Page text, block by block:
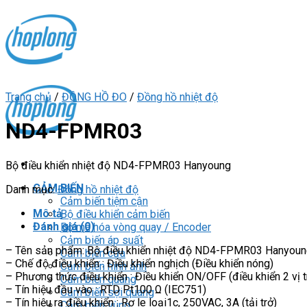
content
CẢM BIẾN
Cảm biến tiệm cận
Bộ điều khiển cảm biến
Bộ mã hóa vòng quay / Encoder
Cảm biến áp suất
Cảm biến cửa
Cảm biến hình ảnh
Cảm biến quang
Cảm biến sợi quang
Trang chủ / ĐỒNG HỒ ĐO / Đồng hồ nhiệt độ
ND4-FPMR03
Bộ điều khiển nhiệt độ ND4-FPMR03 Hanyoung
Danh mục:Đồng hồ nhiệt độ
Mô tả
Đánh giá (0)
– Tên sản phẩm: Bộ điều khiển nhiệt độ ND4-FPMR03
– Chế độ điều khiển : Điều khiển nghịch (Điều khiển nóng)
– Phương thức điều khiển : Điều khiển ON/OFF (điều khiển 2 vị
– Tín hiệu đầu vào : RTD Pt100 Ω (IEC751)
– Tín hiệu ra điều khiển : Rơ le loại1c, 250VAC, 3A (tải trở)